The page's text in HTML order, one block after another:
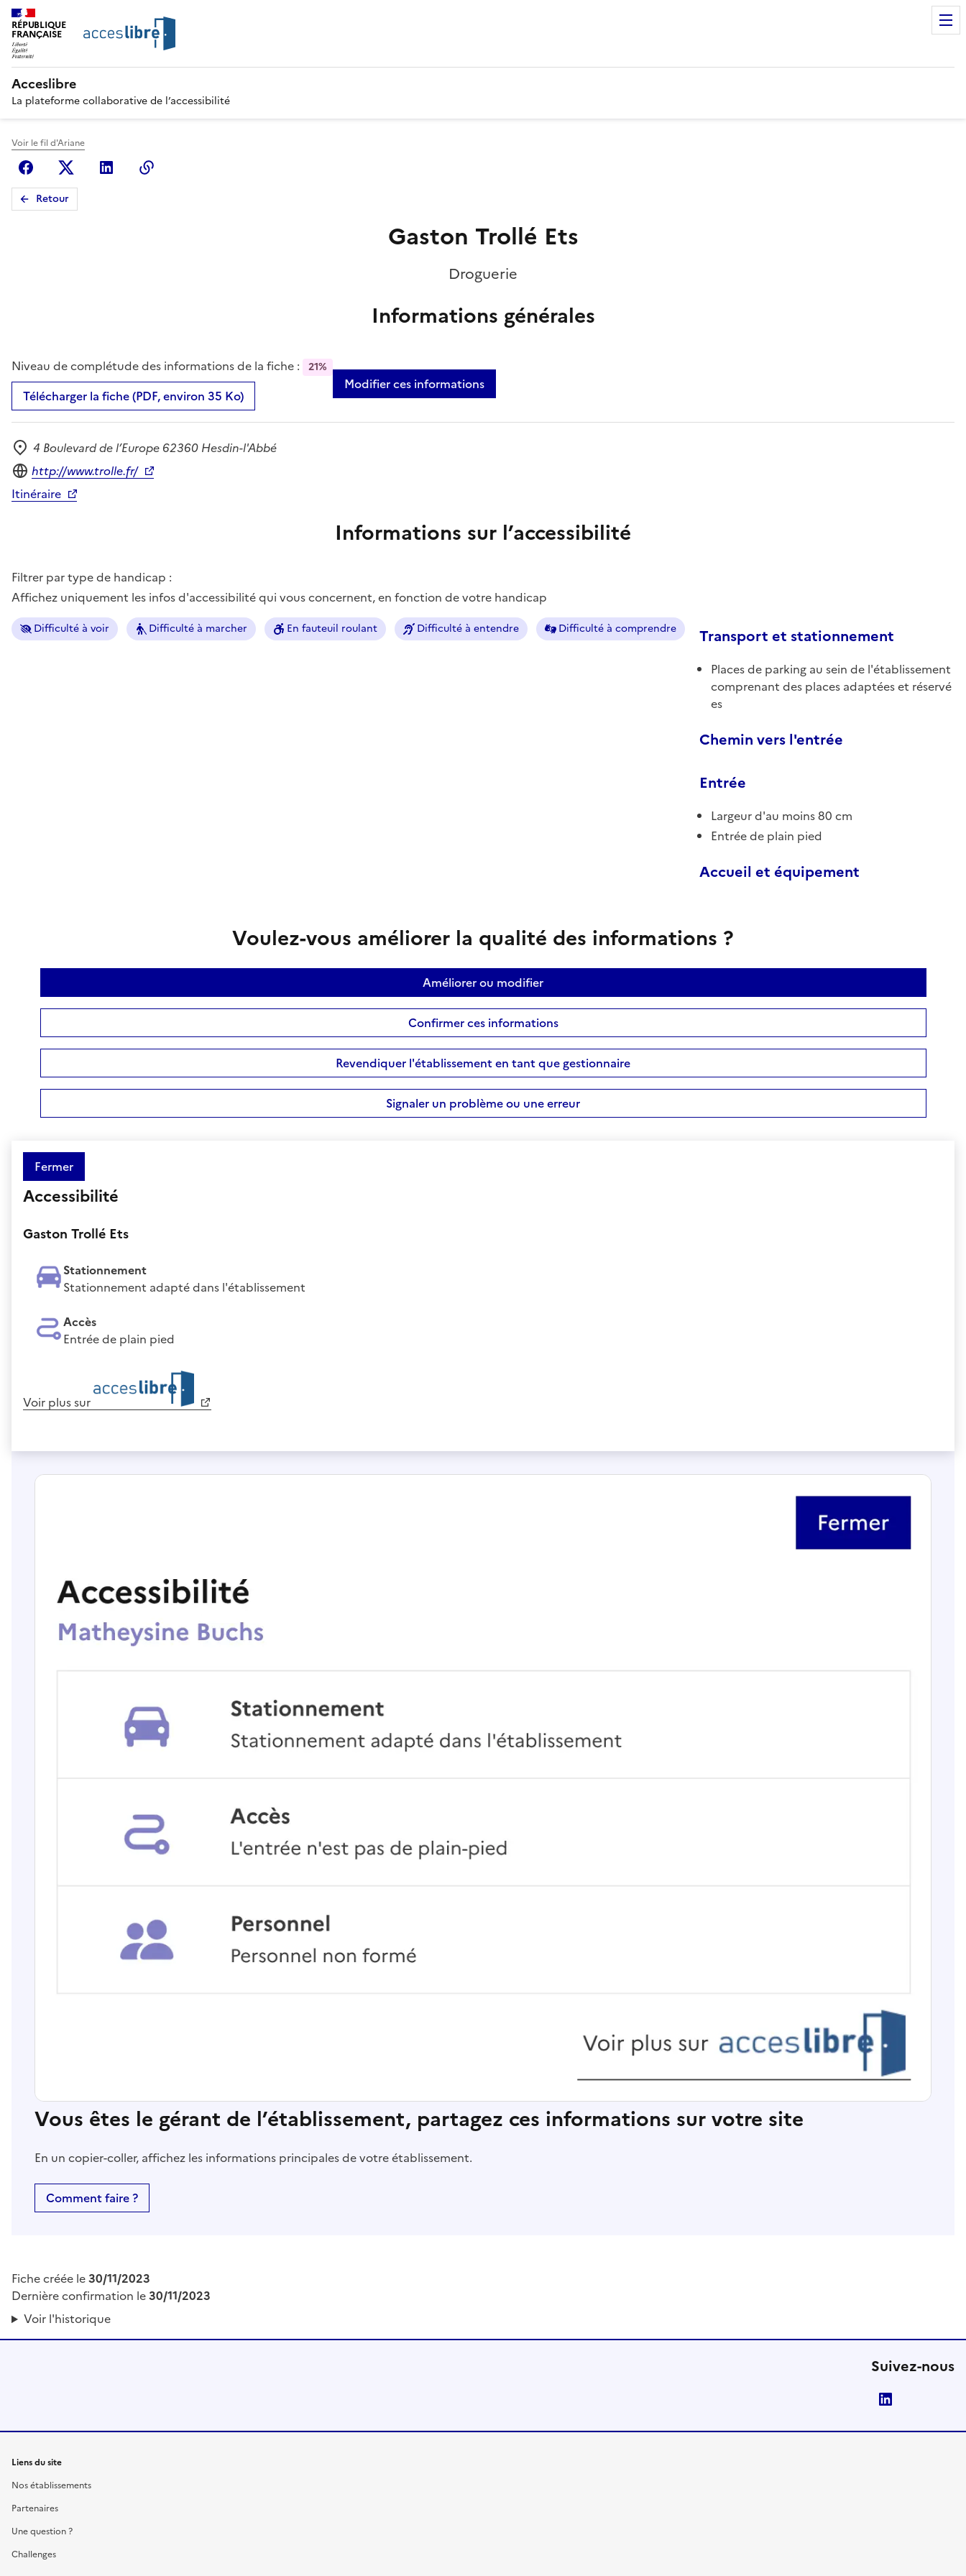
RÉPUBLIQUE
FRANÇAISE
Acceslibre
La plateforme collaborative de l’accessibilité
Voir le fil d'Ariane
FacebookX (anciennement Twitter)
Linkedin
Retour
Gaston Trollé Ets
Droguerie
Informations générales
Niveau de complétude des informations de la fiche : 21%
Télécharger la fiche (PDF, environ 35 Ko)
Modifier ces informations
Adresse
4 Boulevard de l’Europe 62360 Hesdin-l'Abbé
Site internet
http://www.trolle.fr/
Itinéraire
Informations sur l’accessibilité
Filtrer par type de handicap :
Affichez uniquement les infos d'accessibilité qui vous concernent, en fonction de votre handicap
Difficulté à voir Difficulté à marcher En fauteuil roulant Difficulté à entendre Difficulté à comprendre Transport et stationnement
Places de parking au sein de l'établissement
comprenant des places adaptées et réservé
es
Chemin vers l'entrée
Entrée
Largeur d'au moins 80 cm
Entrée de plain pied
Accueil et équipement
Voulez-vous améliorer la qualité des informations ?
Améliorer ou modifier
Confirmer ces informations
Revendiquer l'établissement en tant que gestionnaire
Signaler un problème ou une erreur
Fermer
Accessibilité
Gaston Trollé Ets
Stationnement
Stationnement adapté dans l'établissement
Accès
Entrée de plain pied
Voir plus sur
Vous êtes le gérant de l’établissement, partagez ces informations sur votre site
En un copier-coller, affichez les informations principales de votre établissement.
Comment faire ?
Fiche créée le30/11/2023
Dernière confirmation le30/11/2023
Voir l'historique
Suivez-nous
Liens du site
Nos établissements
Partenaires
Une question ?
Challenges